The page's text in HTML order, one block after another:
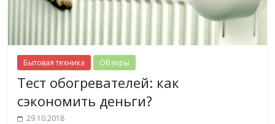
Бытовая техника Обзоры
Тест обогревателей: как
сэкономить деньги?
29.10.2018